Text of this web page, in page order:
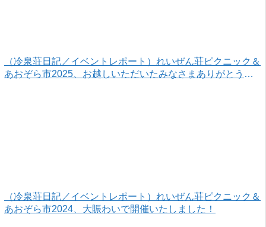
（冷泉荘日記／イベントレポート）れいぜん荘ピクニック＆
あおぞら市2025、お越しいただいたみなさまありがとうご
（冷泉荘日記／イベントレポート）れいぜん荘ピクニック＆
あおぞら市2024、大賑わいで開催いたしました！